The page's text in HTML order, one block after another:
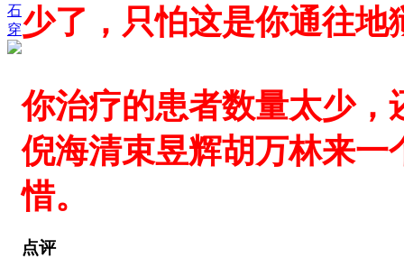
石
穿少了，只怕这是你通往地
你治疗的患者数量太少
倪海清束昱辉胡万林来
惜。
点评